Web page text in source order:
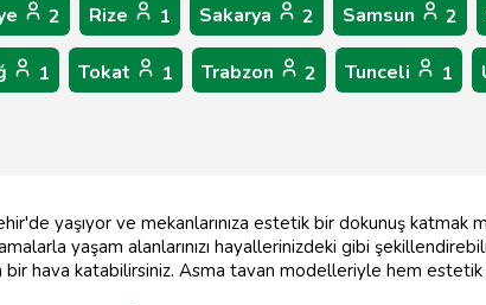
2 Rize 1 Sakarya 2 Samsun 2
1 Tokat 1 Trabzon 2 Tunceli 1
yaşıyor ve mekanlarınıza estetik bir dokunuş
yaşam alanlarınızı hayallerinizdeki gibi
bir hava katabilirsiniz. Asma tavan modelleriyle hem